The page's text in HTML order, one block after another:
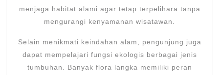
menjaga habitat alami agar tetap terpelihara tanpa
mengurangi kenyamanan wisatawan.
Selain menikmati keindahan alam, pengunjung juga
dapat mempelajari fungsi ekologis berbagai jenis
tumbuhan. Banyak flora langka memiliki peran